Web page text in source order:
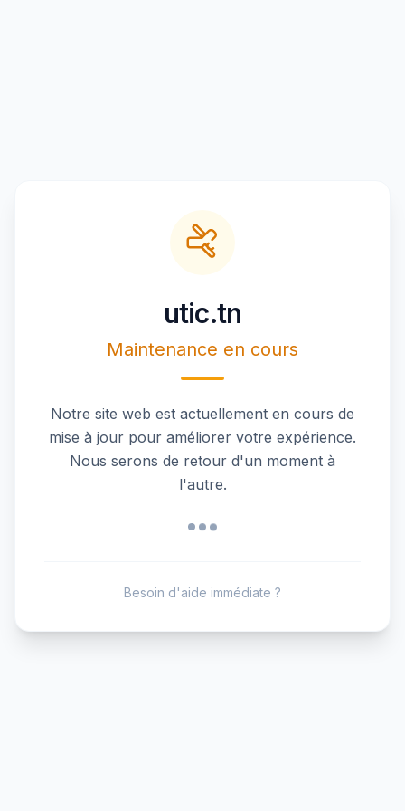
utic.tn
Maintenance en cours
Notre site web est actuellement en cours de
mise à jour pour améliorer votre expérience.
Nous serons de retour d'un moment à
l'autre.
Besoin d'aide immédiate ?